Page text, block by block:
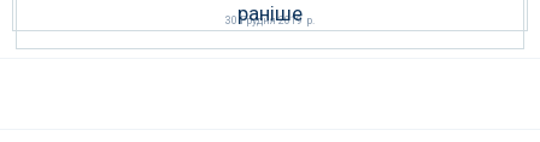
30 Грудня 2019 р.
раніше